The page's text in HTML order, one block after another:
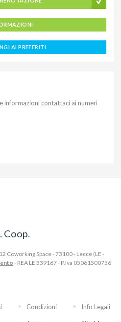
AI PREFERITI
informazioni contattaci ai numeri
Coop.
Coworking Space - 73100 - Lecce (LE -
- REA LE 339167 - P.Iva 05061500756
Condizioni Info Legali